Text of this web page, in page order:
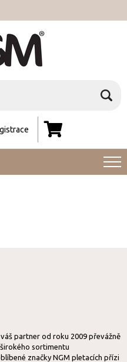
partner od roku 2009 převážně
sortimentu
značky NGM pletacích přízi